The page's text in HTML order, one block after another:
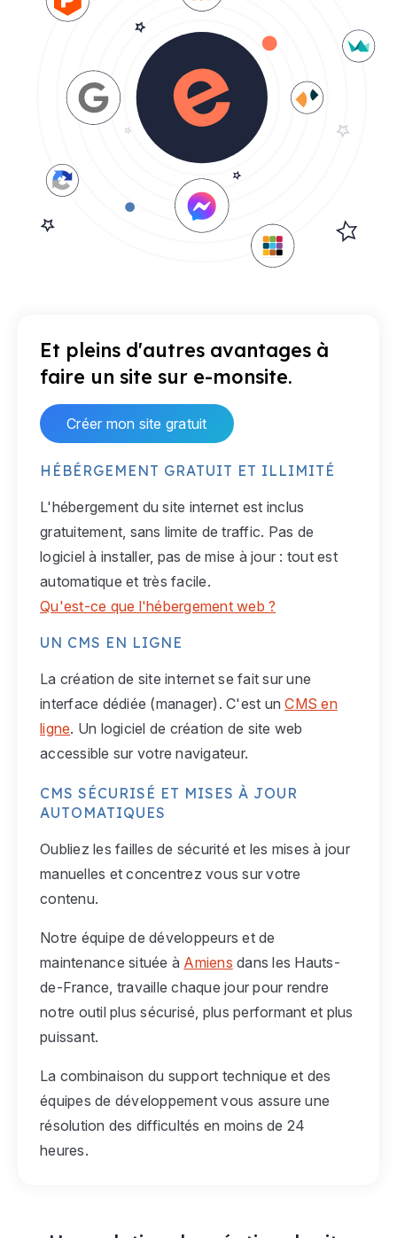
Et pleins d'autres avantages à
faire un site sur e-monsite.
Créer mon site gratuit
HÉBÉRGEMENT GRATUIT ET ILLIMITÉ
L'hébergement du site internet est inclus
gratuitement, sans limite de traffic. Pas de
logiciel à installer, pas de mise à jour : tout est
automatique et très facile.
Qu'est-ce que l'hébergement web ?
UN CMS EN LIGNE
La création de site internet se fait sur une
interface dédiée (manager). C'est unCMS en
ligne. Un logiciel de création de site web
accessible sur votre navigateur.
CMS SÉCURISÉ ET MISES À JOUR
AUTOMATIQUES
Oubliez les failles de sécurité et les mises à jour
manuelles et concentrez vous sur votre
contenu.
Notre équipe de développeurs et de
maintenance située à Amiens dans les Hauts-
de-France, travaille chaque jour pour rendre
notre outil plus sécurisé, plus performant et plus
puissant.
La combinaison du support technique et des
équipes de développement vous assure une
résolution des difficultés en moins de 24
heures.